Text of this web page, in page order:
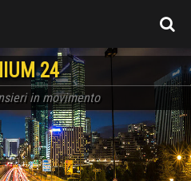
24
in movimento